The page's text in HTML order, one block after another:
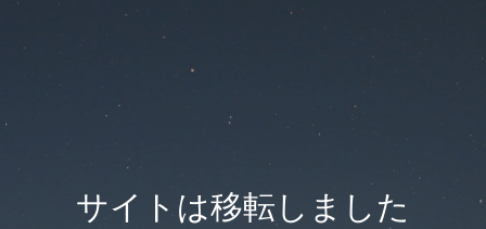
サイトは移転しました